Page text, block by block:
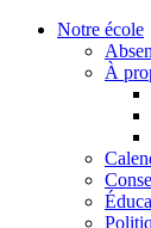
Notre école
À